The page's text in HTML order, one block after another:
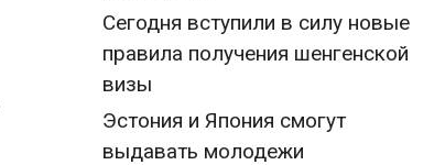
Сегодня вступили в силу новые
правила получения шенгенской
визы
Эстония и Япония смогут
выдавать молодежи